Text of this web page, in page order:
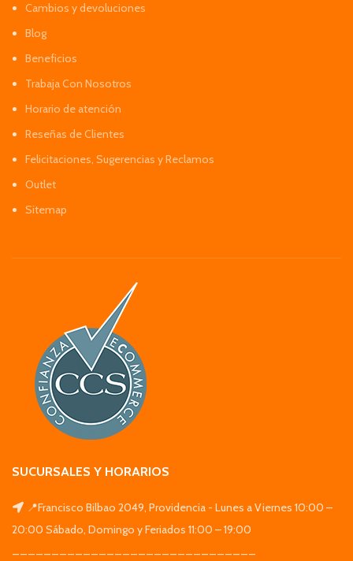
Cambios y devoluciones
Blog
Beneficios
Trabaja Con Nosotros
Horario de atención
Reseñas de Clientes
Felicitaciones, Sugerencias y Reclamos
Outlet
Sitemap
SUCURSALES Y HORARIOS
📍Francisco Bilbao 2049, Providencia - Lunes a Viernes 10:00 –
20:00 Sábado, Domingo y Feriados 11:00 – 19:00